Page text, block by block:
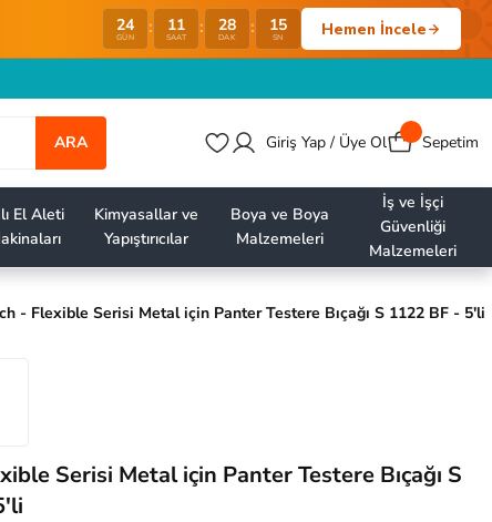
24
GÜN : 11
SAAT : 28
DAK : 14
SN Hemen İncele
ARA Giriş Yap / Üye Ol Sepetim
El Aleti
Kimyasallar ve
Yapıştırıcılar
Boya ve Boya
Malzemeleri
İş ve İşçi
Güvenliği
Malzemeleri
- Flexible Serisi Metal için Panter Testere Bıçağı S 1122 BF - 5'li
Serisi Metal için Panter Testere Bıçağı S